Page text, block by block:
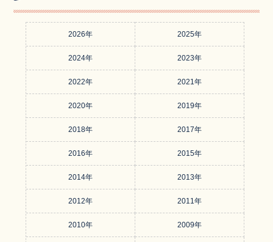
2026年 2025年
2024年 2023年
2022年 2021年
2020年 2019年
2018年 2017年
2016年 2015年
2014年 2013年
2012年 2011年
2010年 2009年